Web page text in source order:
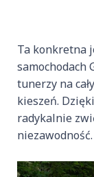
Ta konkretna
samochodach
tunerzy na
kieszeń.
radykalnie
niezawodność.